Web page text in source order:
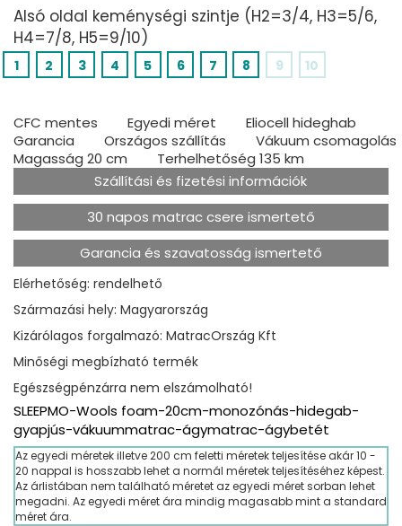
Alsó oldal keménységi szintje (H2=3/4, H3=5/6,
H4=7/8, H5=9/10)
1 2 3 4 5 6 7 8 9 10
CFC mentes Egyedi méret
Eliocell hideghab
Garancia
Országos szállítás
Vákuum csomagolás
Magasság 20 cm
Terhelhetőség 135 km
Szállítási és fizetési információk
30 napos matrac csere ismertető
Garancia és szavatosság ismertető
Elérhetőség: rendelhető
Származási hely: Magyarország
Kizárólagos forgalmazó: MatracOrszág Kft
Minőségi megbízható termék
Egészségpénzárra nem elszámolható!
SLEEPMO-Wools foam-20cm-monozónás-hidegab-
gyapjús-vákuummatrac-ágymatrac-ágybetét
Az egyedi méretek illetve 200 cm feletti méretek teljesítése akár 10 -
20 nappal is hosszabb lehet a normál méretek teljesítéséhez képest.
Az árlistában nem található méretet az egyedi méret sorban lehet
megadni. Az egyedi méret ára mindig magasabb mint a standard
méret ára.